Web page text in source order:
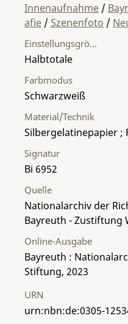
Material/Technik
Silbergelatinepapier ;
Einstellungsgröße
Halbtotale
Farbmodus
Schwarzweiß
Signatur
Bi 6952
Quelle
Nationalarchiv der
Bayreuth - Zustiftung
Innenaufnahme /
afie / Szenenfoto /
Online-Ausgabe
Bayreuth :
Stiftung, 2023
URN
urn:nbn:de:0305-